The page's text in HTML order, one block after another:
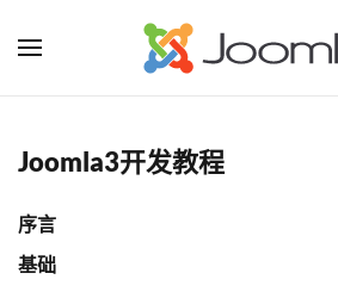
Joomla3开发教程
序言
基础